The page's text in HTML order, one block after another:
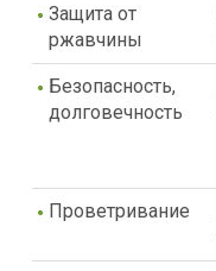
Защита от
ржавчины
Безопасность,
долговечность
Проветривание